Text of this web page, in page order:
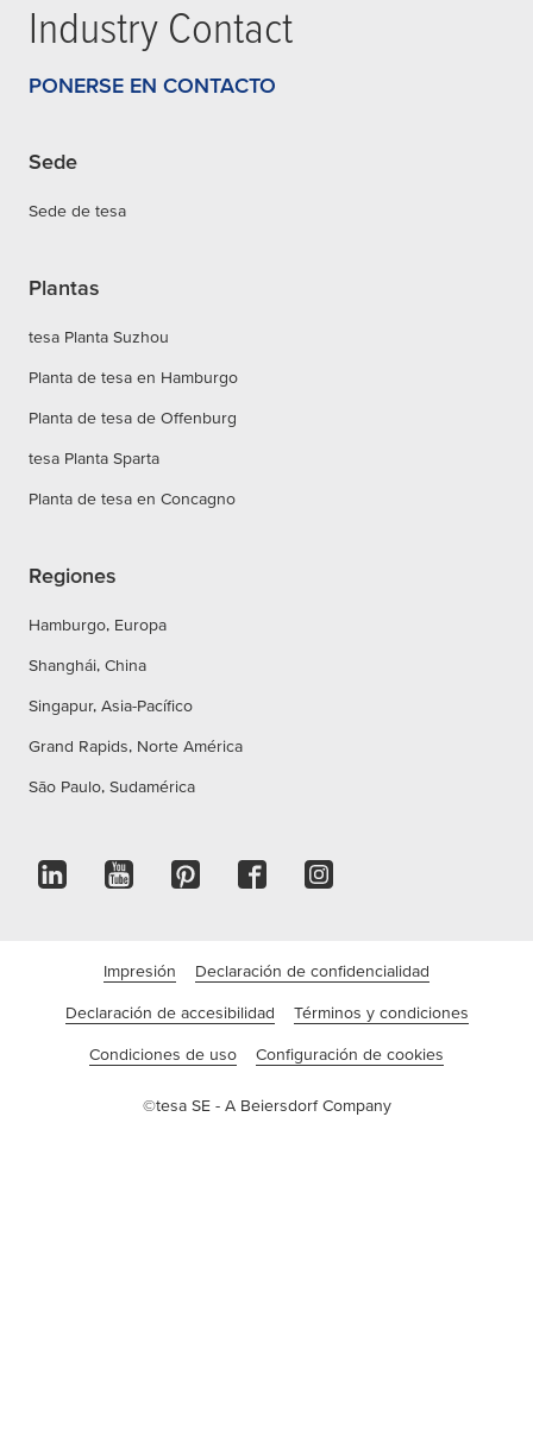
Industry Contact
PONERSE EN CONTACTO
Sede
Sede de tesa
Plantas
tesa Planta Suzhou
Planta de tesa en Hamburgo
Planta de tesa de Offenburg
tesa Planta Sparta
Planta de tesa en Concagno
Regiones
Hamburgo, Europa
Shanghái, China
Singapur, Asia-Pacífico
Grand Rapids, Norte América
São Paulo, Sudamérica
Impresión Declaración de confidencialidad
Declaración de accesibilidad Términos y condiciones
Condiciones de uso Configuración de cookies
©tesa SE - A Beiersdorf Company